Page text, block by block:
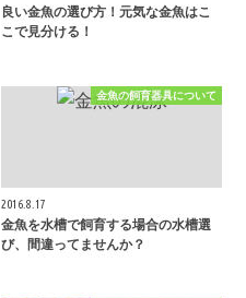
良い金魚の選び方！元気な金魚はこ
こで見分ける！
金魚の飼育器具について
2016.8.17
金魚を水槽で飼育する場合の水槽選
び、間違ってませんか？